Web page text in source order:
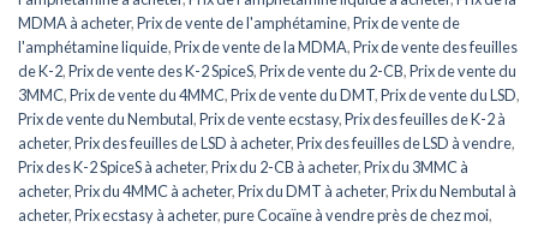
MDMA à acheter,Prix de vente de l'amphétamine,Prix de vente de
l'amphétamine liquide,Prix de vente de la MDMA,Prix de vente des feuilles
de K-2,Prix de vente des K-2 SpiceS,Prix de vente du 2-CB,Prix de vente du
3MMC,Prix de vente du 4MMC,Prix de vente du DMT,Prix de vente du LSD,
Prix de vente du Nembutal,Prix de vente ecstasy,Prix des feuilles de K-2 à
acheter,Prix des feuilles de LSD à acheter,Prix des feuilles de LSD à vendre,
Prix des K-2 SpiceS à acheter,Prix du 2-CB à acheter,Prix du 3MMC à
acheter,Prix du 4MMC à acheter,Prix du DMT à acheter,Prix du Nembutal à
acheter,Prix ecstasy à acheter,pure Cocaïne à vendre près de chez moi,